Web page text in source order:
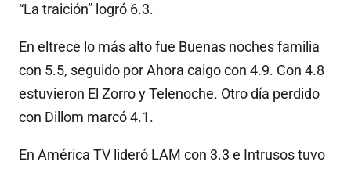
“La traición” logró 6.3.
En eltrece lo más alto fue Buenas noches familia
con 5.5, seguido por Ahora caigo con 4.9. Con 4.8
estuvieron El Zorro y Telenoche. Otro día perdido
con Dillom marcó 4.1.
En América TV lideró LAM con 3.3 e Intrusos tuvo